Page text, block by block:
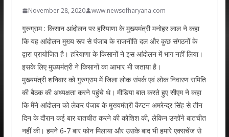
November 28, 2020 www.newsofharyana.com
गुरुग्राम : किसान आंदोलन पर हरियाणा के मुख्यमंत्री मनोहर लाल ने कहा
कि यह आंदोलन मुख्य रूप से पंजाब के राजनीति दल और कुछ संगठनों के
द्वारा प्रायोजित है। हरियाणा के किसानों ने इस आंदोलन में भाग नहीं लिया।
इसके लिए मुख्यमंत्री ने किसानों का आभार भी जताया है।
मुख्यमंत्री शनिवार को गुरुग्राम में जिला लोक संपर्क एवं लोक निवारण समिति
की बैठक की अध्यक्षता करने पहुंचे थे। मीडिया बात करते हुए सीएम ने कहा
कि मैंने आंदोलन को लेकर पंजाब के मुख्यमंत्री कैप्टन अमरेन्द्र सिंह से तीन
दिन के दौरान कई बार बातचीत करने की कोशिश की, लेकिन उन्होंने बातचीत
नहीं की। हमने 6-7 बार फोन मिलाया और उसके बाद भी हमारे एक्सचेंज से